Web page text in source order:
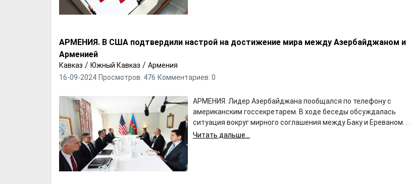
АРМЕНИЯ. В США подтвердили настрой на достижение мира между Азербайджаном и
Арменией
Кавказ / Южный Кавказ / Армения
16-09-2024 Просмотров: 476 Комментариев: 0
АРМЕНИЯ. Лидер Азербайджана пообщался по телефону с
американским госсекретарем. В ходе беседы обсуждалась
ситуация вокруг мирного соглашения между Баку и Ереваном. . . .
Читать дальше...